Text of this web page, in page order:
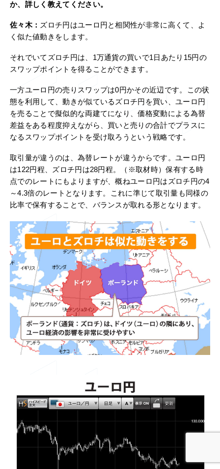
か、詳しく教えてください。
佐々木： ズロチ円はユーロ円と相関性が非常に高くて、よ
く似た値動きをします。
それでいてズロチ円は、1万通貨の買いで1日あたり15円の
スワップポイントを得ることができます。
一方ユーロ円の売りスワップは0円かその近辺です。この状
態を利用して、動きが似ているズロチ円を買い、ユーロ円
を売ることで擬似的な両建てになり、価格変動による為替
差益をある程度抑えながら、買いと売りの合計でプラスに
なるスワップポイントを受け取ろうという戦略です。
取引量が違うのは、為替レートが違うからです。ユーロ円
は122円程、ズロチ円は28円程。（※取材時）保有する時
点でのレートにもよりますが、概ねユーロ円はズロチ円の4
～4.3倍のレートとなります。これに準じて取引量も同様の
比率で保有することで、バランスが取れる形となります。